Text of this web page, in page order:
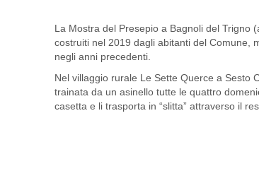
La Mostra del Presepio a Bagnoli del Trigno
costruiti nel 2019 dagli abitanti del Comune,
negli anni precedenti.
Nel villaggio rurale Le Sette Querce a Sesto
trainata da un asinello tutte le quattro
casetta e li trasporta in “slitta” attraverso il